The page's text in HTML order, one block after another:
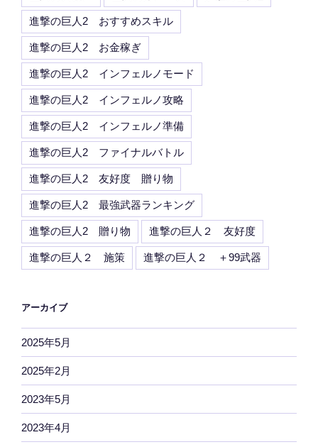
進撃の巨人2 おすすめスキル
進撃の巨人2 お金稼ぎ
進撃の巨人2 インフェルノモード
進撃の巨人2 インフェルノ攻略
進撃の巨人2 インフェルノ準備
進撃の巨人2 ファイナルバトル
進撃の巨人2 友好度 贈り物
進撃の巨人2 最強武器ランキング
進撃の巨人2 贈り物 進撃の巨人２ 友好度
進撃の巨人２ 施策 進撃の巨人２ ＋99武器
アーカイブ
2025年5月
2025年2月
2023年5月
2023年4月